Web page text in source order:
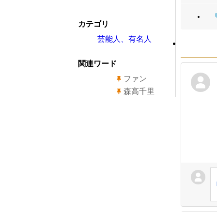
カテゴリ
芸能人、有名人
関連ワード
ファン
森高千里